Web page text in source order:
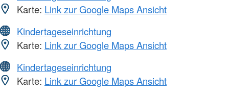
Karte: Link zur Google Maps Ansicht
Kindertageseinrichtung
Karte: Link zur Google Maps Ansicht
Kindertageseinrichtung
Karte: Link zur Google Maps Ansicht